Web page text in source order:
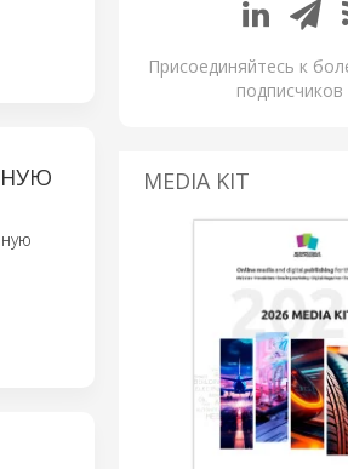
Присоединяйтесь к
подписчиков
MEDIA KIT